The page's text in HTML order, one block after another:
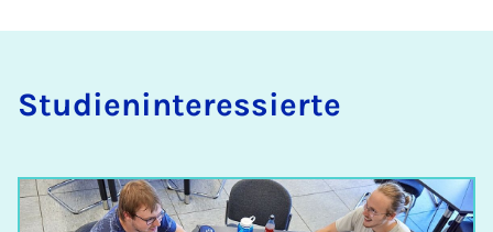
Stu­dien­in­ter­es­sier­te